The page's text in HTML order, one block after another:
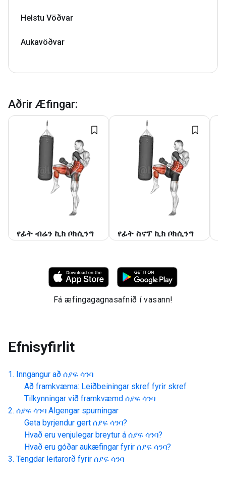
Helstu Vöðvar
Aukavöðvar
Aðrir Æfingar:
የፊት ብሬን ኪክ ቦክሲንግ የፊት ስናፕ ኪክ ቦክሲንግ
Fá æfingagagnasafnið í vasann!
Efnisyfirlit
Inngangur að ሰያፍ ሳንባ
Að framkvæma: Leiðbeiningar skref fyrir skref
Tilkynningar við framkvæmd ሰያፍ ሳንባ
ሰያፍ ሳንባ Algengar spurningar
Geta byrjendur gert ሰያፍ ሳንባ?
Hvað eru venjulegar breytur á ሰያፍ ሳንባ?
Hvað eru góðar aukæfingar fyrir ሰያፍ ሳንባ?
Tengdar leitarorð fyrir ሰያፍ ሳንባ